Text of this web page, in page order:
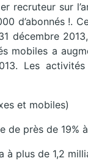
recruteur sur
d’abonnés !.
décembre
mobiles a
Les
et mobiles)
de près de 19%
à plus de 1,2